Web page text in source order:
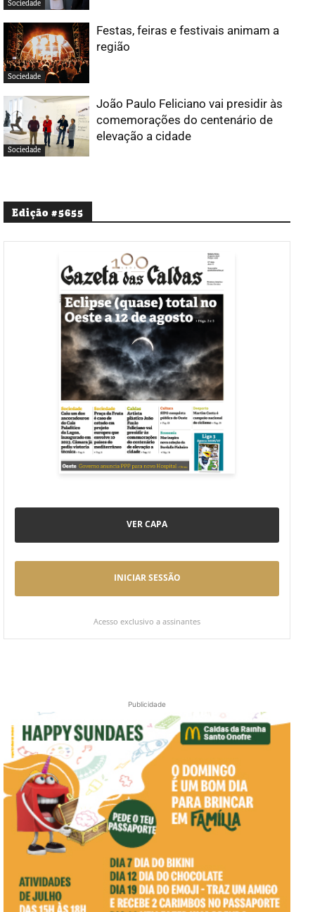
Sociedade
Sociedade
Festas, feiras e festivais animam a
região
Sociedade
João Paulo Feliciano vai presidir às
comemorações do centenário de
elevação a cidade
Edição #5655
VER CAPA
INICIAR SESSÃO
Acesso exclusivo a assinantes
Publicidade